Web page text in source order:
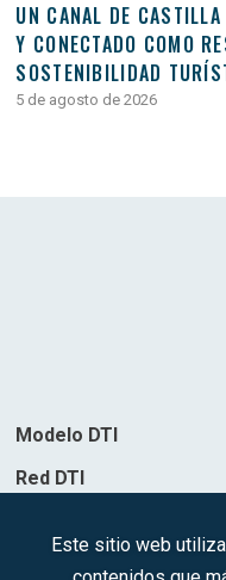
UN CANAL DE
Y CONECTADO COMO
SOSTENIBILIDAD
5 de agosto de 2026
Modelo DTI
Red DTI
Este sitio web